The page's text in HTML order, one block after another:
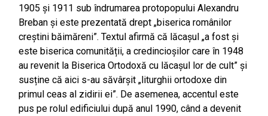
1905 și 1911 sub îndrumarea protopopului Alexandru
Breban și este prezentată drept „biserica românilor
creștini băimăreni”. Textul afirmă că lăcașul „a fost și
este biserica comunității, a credincioșilor care în 1948
au revenit la Biserica Ortodoxă cu lăcașul lor de cult” și
susține că aici s-au săvârșit „liturghii ortodoxe din
primul ceas al zidirii ei”. De asemenea, accentul este
pus pe rolul edificiului după anul 1990, când a devenit